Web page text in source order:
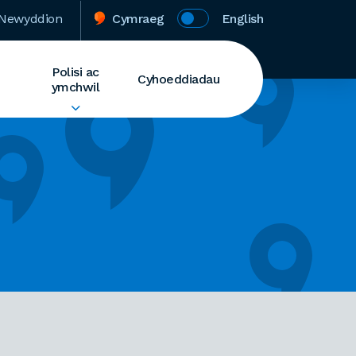
Cymraeg English
Polisi ac
ymchwil
Cyhoeddiadau